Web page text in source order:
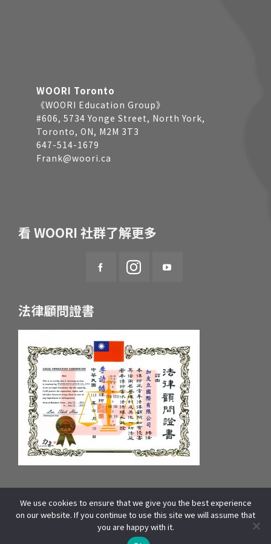
WOORI Toronto
《WOORI Education Group》
#606, 5734 Yonge Street, North York,
Toronto, ON, M2M 3T3
647-514-1679
Frank@woori.ca
看 WOORI 社群了解更多
法律顧問證書
統一編號：55657233 府產業商字第：10659607600號
COPYRIGHT © 2025 WOORI EDUCATION GROUP. ALL RIGHTS
RESERVED | 本站資源包含影像、文字皆來自WOORI 加拿大總部,版權所有]
THIS SITE IS PROTECTED BY RECAPTCHA AND THE GOOGLE
We use cookies to ensure that we give you the best experience
on our website. If you continue to use this site we will assume that
you are happy with it.
線上諮詢